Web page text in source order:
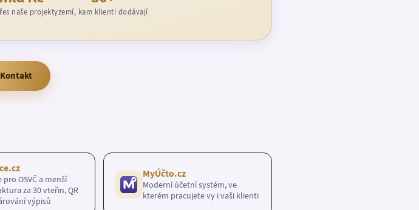
naše projektyzemí, kam klienti dodávají
Kontakt
pro OSVČ a menší
za 30 vteřin, QR
výpisů
MyÚčto.cz
Moderní účetní systém, ve
kterém pracujete vy i vaši klienti